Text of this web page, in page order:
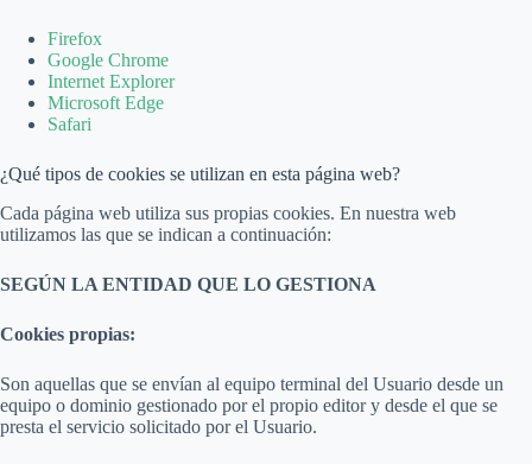
Firefox
Google Chrome
Internet Explorer
Microsoft Edge
Safari
¿Qué tipos de cookies se utilizan en esta página web?
Cada página web utiliza sus propias cookies. En nuestra web
utilizamos las que se indican a continuación:
SEGÚN LA ENTIDAD QUE LO GESTIONA
Cookies propias:
Son aquellas que se envían al equipo terminal del Usuario desde un
equipo o dominio gestionado por el propio editor y desde el que se
presta el servicio solicitado por el Usuario.